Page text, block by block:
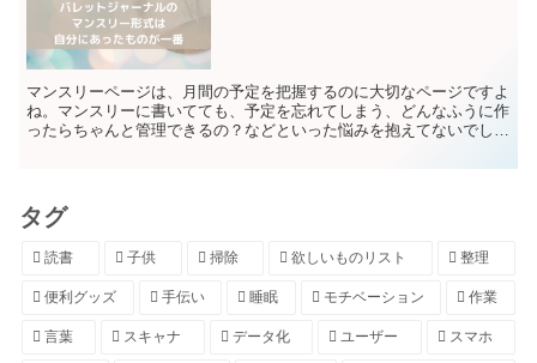
マンスリーページは、月間の予定を把握するのに大切なページですよ
ね。マンスリーに書いてても、予定を忘れてしまう、どんなふうに作
ったらちゃんと管理できるの？などといった悩みを抱えてないでしょ
タグ
読書 子供 掃除 欲しいものリスト 整理
便利グッズ 手伝い 睡眠 モチベーション 作業
言葉 スキャナ データ化 ユーザー スマホ